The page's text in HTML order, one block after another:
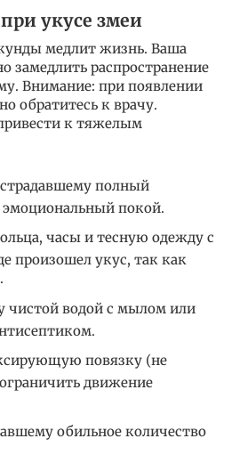
укусе змеи
медлит жизнь. Ваша
замедлить распространение
Внимание: при появлении
обратитесь к врачу.
к тяжелым
полный
покой.
часы и тесную одежду с
произошел укус, так как
чистой водой с мылом или
повязку (не
движение
обильное количество